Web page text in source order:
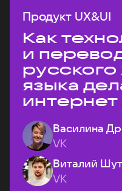
Продукт UX&UI
Как
и
языка
Василина
VK
Виталий
VK